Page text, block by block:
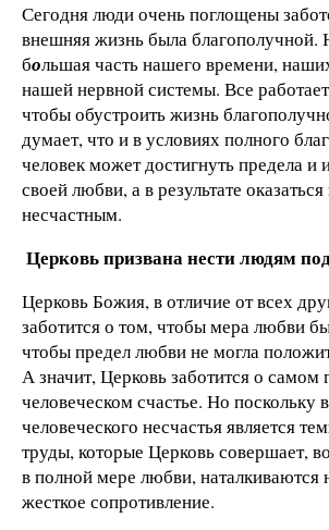
Сегодня люди очень поглощены
внешняя жизнь была благополучной.
большая часть нашего времени,
нашей нервной системы. Все
чтобы обустроить жизнь
думает, что и в условиях полного
человек может достигнуть предела и
своей любви, а в результате оказаться
несчастным.
Церковь призвана нести людям
Церковь Божия, в отличие от всех
заботится о том, чтобы мера любви
чтобы предел любви не могла
А значит, Церковь заботится о самом
человеческом счастье. Но поскольку
человеческого несчастья является
труды, которые Церковь совершает,
в полной мере любви, наталкиваются
жесткое сопротивление.